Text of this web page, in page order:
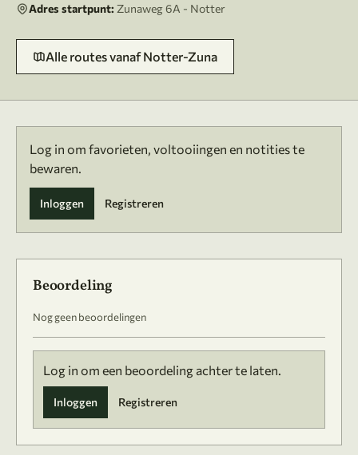
Adres startpunt: Zunaweg 6A - Notter
Alle routes vanaf Notter-Zuna
Log in om favorieten, voltooiingen en notities te
bewaren.
Inloggen Registreren
Beoordeling
Nog geen beoordelingen
Log in om een beoordeling achter te laten.
Inloggen Registreren